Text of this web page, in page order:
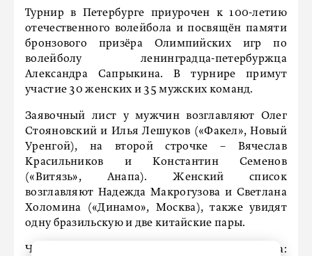
Турнир в Петербурге приурочен к 100-летию
отечественного волейбола и посвящён памяти
бронзового призёра Олимпийских игр по
волейболу ленинградца-петербуржца
Александра Сапрыкина. В турнире примут
участие 30 женских и 35 мужских команд.
Заявочный лист у мужчин возглавляют Олег
Стояновский и Илья Лешуков («Факел», Новый
Уренгой), на второй строчке – Вячеслав
Красильников и Константин Семенов
(«Витязь», Анапа). Женский список
возглавляют Надежда Макрогузова и Светлана
Холомина («Динамо», Москва), также увидят
одну бразильскую и две китайские пары.
Честь ВК «Зенит» будут отстаивать три дуэта: